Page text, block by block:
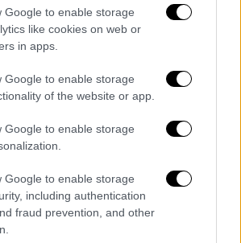
Google to enable storage
like cookies on web or
in apps.
Google to enable storage
of the website or app.
Google to enable storage
Google to enable storage
including authentication
fraud prevention, and other
μαινομένη κατάστασητου
από τα ανυπέρβλητα
Αμβέρσα, έπρεπε πρώτα να
τη Μπαστόν. Όσο όμως οι
να πολεμούν εκεί, οι
να προχωρήσουν.
προτάσεις για παράδοση των
προϋποθέσεις, έλαβαν την
του αντιστράτηγου